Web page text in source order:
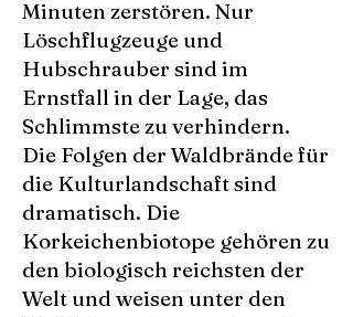
Minuten zerstören. Nur
Löschflugzeuge und
Hubschrauber sind im
Ernstfall in der Lage, das
Schlimmste zu verhindern.
Die Folgen der Waldbrände für
die Kulturlandschaft sind
dramatisch. Die
Korkeichenbiotope gehören zu
den biologisch reichsten der
Welt und weisen unter den